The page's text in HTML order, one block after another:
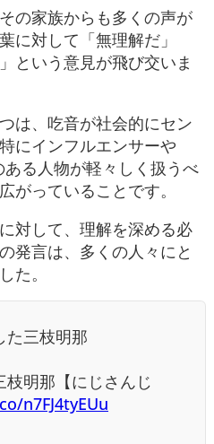
の家族からも多くの声が
に対して「無理解だ」
という意見が飛び交いま
は、吃音が社会的にセン
にインフルエンサーや
る人物が軽々しく扱うべ
がっていることです。
対して、理解を深める必
発言は、多くの人々にと
た。
た三枝明那
枝明那【にじさんじ
n7FJ4tyEUu